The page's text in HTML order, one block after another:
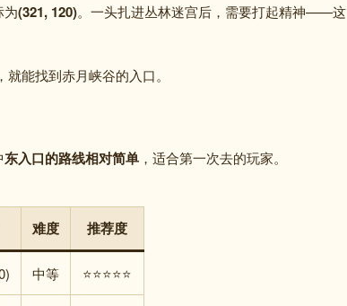
为(321, 120)。 一头扎进丛林迷宫后，需要打起精神——这
能找到赤月峡谷的入口。
东入口的路线相对简单 ，适合第一次去的玩家。
难度 推荐度
中等 ⭐⭐⭐⭐⭐